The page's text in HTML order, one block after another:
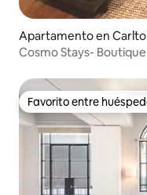
Apartamento en
Cosmo Stays-
Favorito entre
Favorito entre